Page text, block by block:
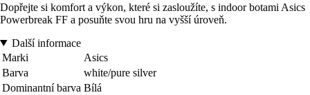
Dopřejte si komfort a výkon, které si zasloužíte, s indoor botami Asics
Powerbreak FF a posuňte svou hru na vyšší úroveň.
Další informace
Marki
Asics
Barva
white/pure silver
Dominantní barva Bílá